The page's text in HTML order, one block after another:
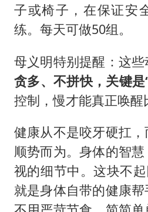
子或椅子，在保证安
练。每天可做50组。
母义明特别提醒：这
贪多、不拼快，关键是
控制，慢才能真正唤醒
健康从不是咬牙硬扛
顺势而为。身体的智
视的细节中。这块不起
就是身体自带的健康